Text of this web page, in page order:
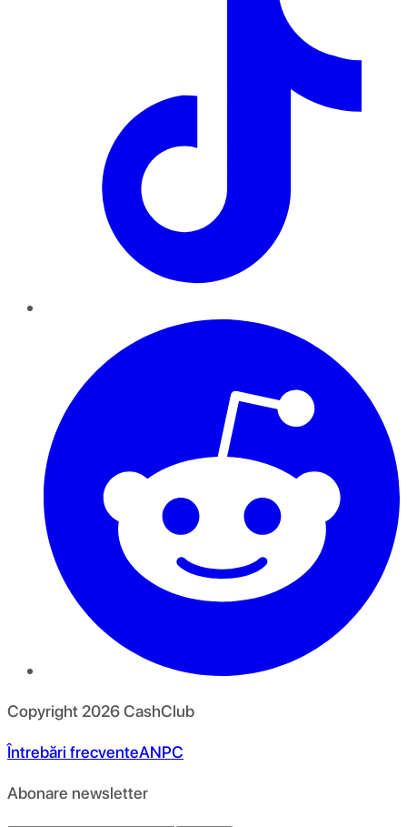
Copyright 2026CashClub
Întrebări frecventeANPC
Abonare newsletter